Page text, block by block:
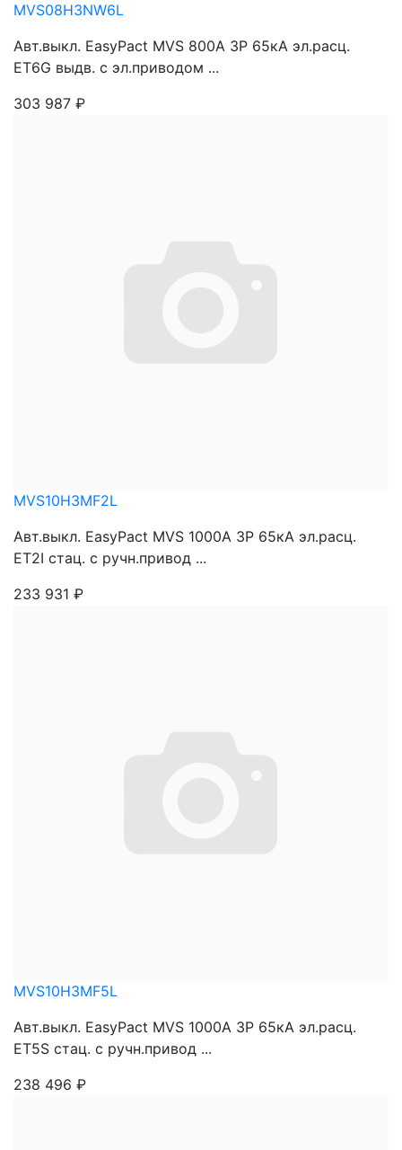
MVS08H3NW6L
Авт.выкл. EasyPact MVS 800A 3P 65кА эл.расц.
ET6G выдв. с эл.приводом ...
303 987 ₽
MVS10H3MF2L
Авт.выкл. EasyPact MVS 1000A 3P 65кА эл.расц.
ET2I стац. с ручн.привод ...
233 931 ₽
MVS10H3MF5L
Авт.выкл. EasyPact MVS 1000A 3P 65кА эл.расц.
ET5S стац. с ручн.привод ...
238 496 ₽